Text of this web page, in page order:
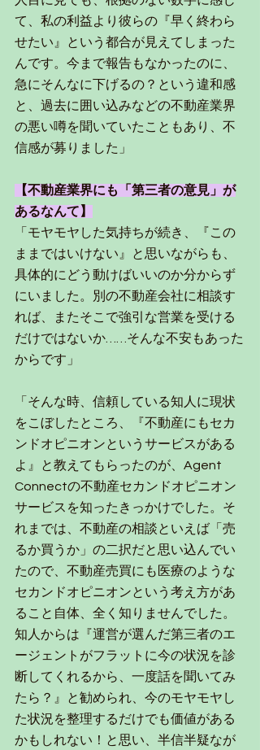
て、私の利益より彼らの『早く終わら
せたい』という都合が見えてしまった
んです。今まで報告もなかったのに、
急にそんなに下げるの？という違和感
と、過去に囲い込みなどの不動産業界
の悪い噂を聞いていたこともあり、不
信感が募りました」
【不動産業界にも「第三者の意見」が
あるなんて】
「モヤモヤした気持ちが続き、『この
ままではいけない』と思いながらも、
具体的にどう動けばいいのか分からず
にいました。別の不動産会社に相談す
れば、またそこで強引な営業を受ける
だけではないか……そんな不安もあった
からです」
「そんな時、信頼している知人に現状
をこぼしたところ、『不動産にもセカ
ンドオピニオンというサービスがある
よ』と教えてもらったのが、Agent
Connectの不動産セカンドオピニオン
サービスを知ったきっかけでした。そ
れまでは、不動産の相談といえば「売
るか買うか」の二択だと思い込んでい
たので、不動産売買にも医療のような
セカンドオピニオンという考え方があ
ること自体、全く知りませんでした。
知人からは『運営が選んだ第三者のエ
ージェントがフラットに今の状況を診
断してくれるから、一度話を聞いてみ
たら？』と勧められ、今のモヤモヤし
た状況を整理するだけでも価値がある
かもしれない！と思い、半信半疑なが